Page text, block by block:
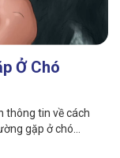
Ở Chó
thông tin về cách
gặp ở chó